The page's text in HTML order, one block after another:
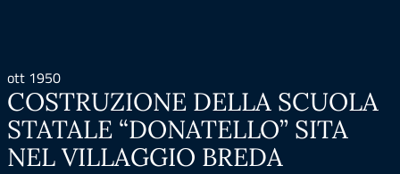
ott 1950
COSTRUZIONE DELLA SCUOLA
STATALE “DONATELLO” SITA
NEL VILLAGGIO BREDA